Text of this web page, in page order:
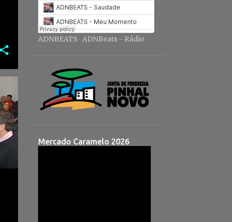
ADNBEATS · ADNBeats - Rádio
Mercado Caramelo 2026